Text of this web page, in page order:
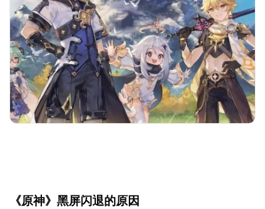
《原神》黑屏闪退的原因